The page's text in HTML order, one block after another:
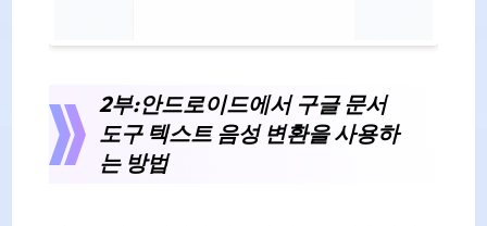
2부:안드로이드에서 구글 문서
도구 텍스트 음성 변환을 사용하
는 방법